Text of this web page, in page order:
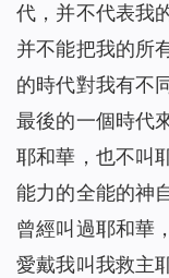
代，并不代表我
并不能把我的所
的時代對我有不
最後的一個時代
耶和華，也不叫
能力的全能的神
曾經叫過耶和華
愛戴我叫我救主